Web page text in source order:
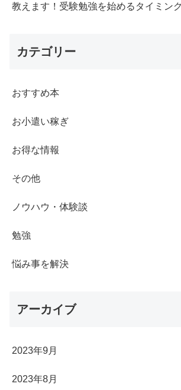
教えます！受験勉強を始めるタイミン
カテゴリー
おすすめ本
お小遣い稼ぎ
お得な情報
その他
ノウハウ・体験談
勉強
悩み事を解決
アーカイブ
2023年9月
2023年8月